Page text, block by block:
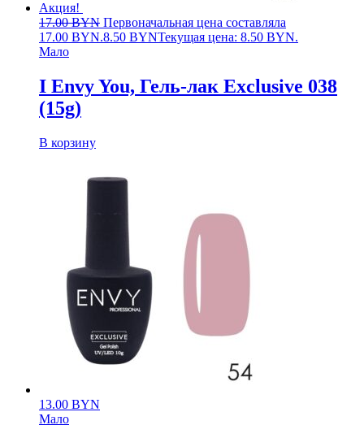
Акция!
17.00BYN Первоначальная цена составляла
17.00 BYN.8.50 BYNТекущая цена: 8.50 BYN.
Мало
I Envy You, Гель-лак Exclusive 038
(15g)
В корзину
13.00 BYN
Мало